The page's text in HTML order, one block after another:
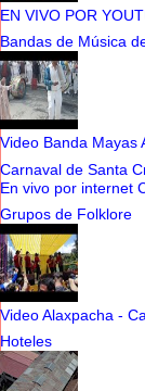
EN VIVO POR
Bandas de Música
Video Banda Mayas
Carnaval de Santa
En vivo por internet
Grupos de Folklore
Video Alaxpacha -
Hoteles